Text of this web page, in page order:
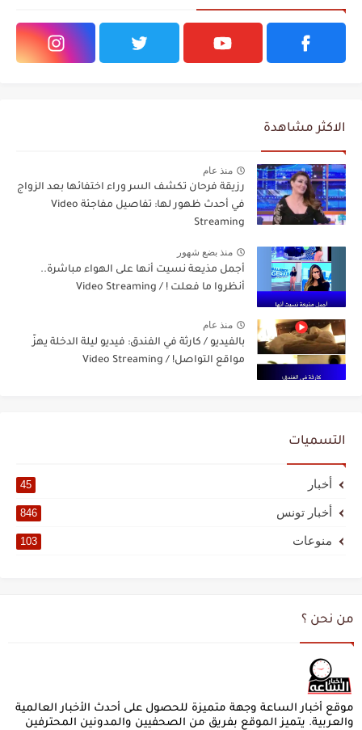
الاكثر مشاهدة
منذ عام
رزيقة فرحان تكشف السر وراء اختفائها بعد الزواج
في أحدث ظهور لها: تفاصيل مفاجئة Video
Streaming
منذ بضع شهور
أجمل مذيعة نسيت أنها على الهواء مباشرة..
أنظروا ما فعلت ! / Video Streaming
منذ عام
بالفيديو / كارثة في الفندق: فيديو ليلة الدخلة يهزّ
مواقع التواصل! / Video Streaming
التسميات
أخبار 45
أخبار تونس 846
منوعات 103
من نحن ؟
موقع أخبار الساعة وجهة متميزة للحصول على أحدث الأخبار العالمية
والعربية. يتميز الموقع بفريق من الصحفيين والمدونين المحترفين